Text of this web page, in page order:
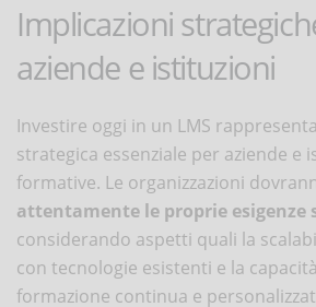
Implicazioni
aziende e istituzioni
Investire oggi in un LMS
strategica essenziale per aziende e
formative. Le organizzazioni
attentamente le proprie esigenze
considerando aspetti quali la
con tecnologie esistenti e la
formazione continua e